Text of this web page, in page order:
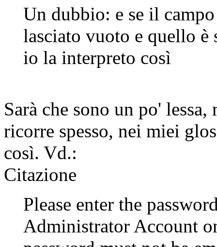
Un dubbio: e se il
lasciato vuoto e quello
io la interpreto così
Sarà che sono un po'
ricorre spesso, nei miei
così. Vd.:
Citazione
Please enter the
Administrator Account